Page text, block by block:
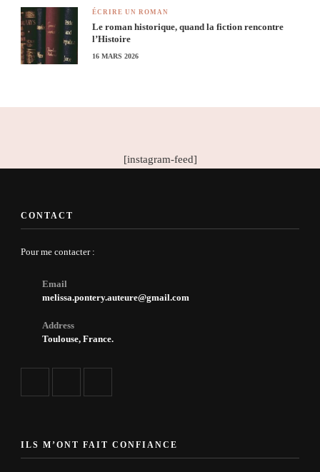
ÉCRIRE UN ROMAN
Le roman historique, quand la fiction rencontre
l’Histoire
16 MARS 2026
[instagram-feed]
CONTACT
Pour me contacter :
Email
melissa.pontery.auteure@gmail.com
Address
Toulouse, France.
ILS M’ONT FAIT CONFIANCE